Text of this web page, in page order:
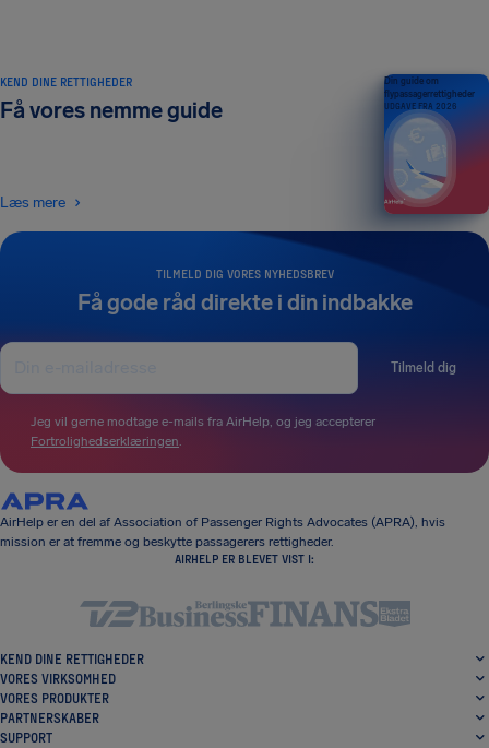
TILMELD DIG VORES NYHEDSBREV
Få gode råd direkte i din indbakke
Tilmeld dig
Jeg vil gerne modtage e-mails fra AirHelp, og jeg accepterer
Fortrolighedserklæringen.
KEND DINE RETTIGHEDER
Få vores nemme guide
Læs mere
Din guide om
flypassagerrettigheder
UDGAVE FRA 2026
AirHelp er en del af Association of Passenger Rights Advocates (APRA), hvis
mission er at fremme og beskytte passagerers rettigheder.
AIRHELP ER BLEVET VIST I:
KEND DINE RETTIGHEDER
VORES VIRKSOMHED
VORES PRODUKTER
PARTNERSKABER
SUPPORT